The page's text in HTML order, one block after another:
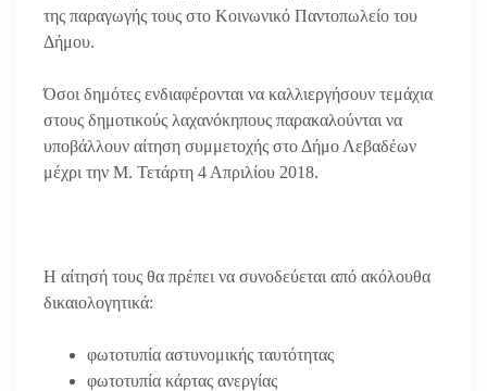
της παραγωγής τους στο Κοινωνικό Παντοπωλείο του
Δήμου.
Όσοι δημότες ενδιαφέρονται να καλλιεργήσουν τεμάχια
στους δημοτικούς λαχανόκηπους παρακαλούνται να
υποβάλλουν αίτηση συμμετοχής στο Δήμο Λεβαδέων
μέχρι την Μ. Τετάρτη 4 Απριλίου 2018.
Η αίτησή τους θα πρέπει να συνοδεύεται από ακόλουθα
δικαιολογητικά:
φωτοτυπία αστυνομικής ταυτότητας
φωτοτυπία κάρτας ανεργίας